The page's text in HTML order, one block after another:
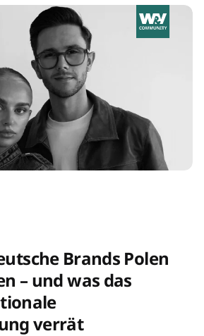
Brands Polen
– und was das
verrät